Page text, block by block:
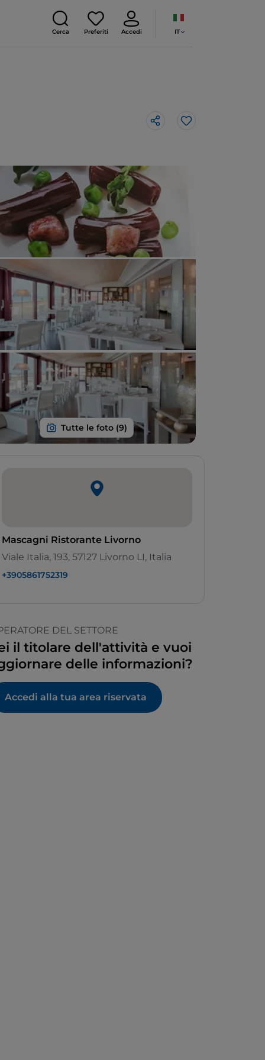
Cerca Preferiti Accedi IT
Like
Mascagni Ristorante Livorno
Viale Italia, 193, 57127 Livorno LI, Italia
+3905861752319
DEL SETTORE
il titolare dell'attività e vuoi
delle informazioni?
Accedi alla tua area riservata